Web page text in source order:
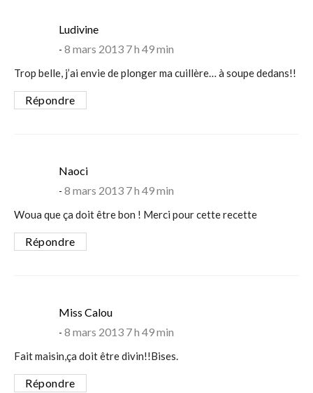
Ludivinesays:
8 mars 2013 7 h 49 min
Trop belle, j’ai envie de plonger ma cuillère… à soupe dedans!!
Répondre
Naocisays:
8 mars 2013 7 h 49 min
Woua que ça doit être bon ! Merci pour cette recette
Répondre
Miss Calousays:
8 mars 2013 7 h 49 min
Fait maisin,ça doit être divin!!Bises.
Répondre